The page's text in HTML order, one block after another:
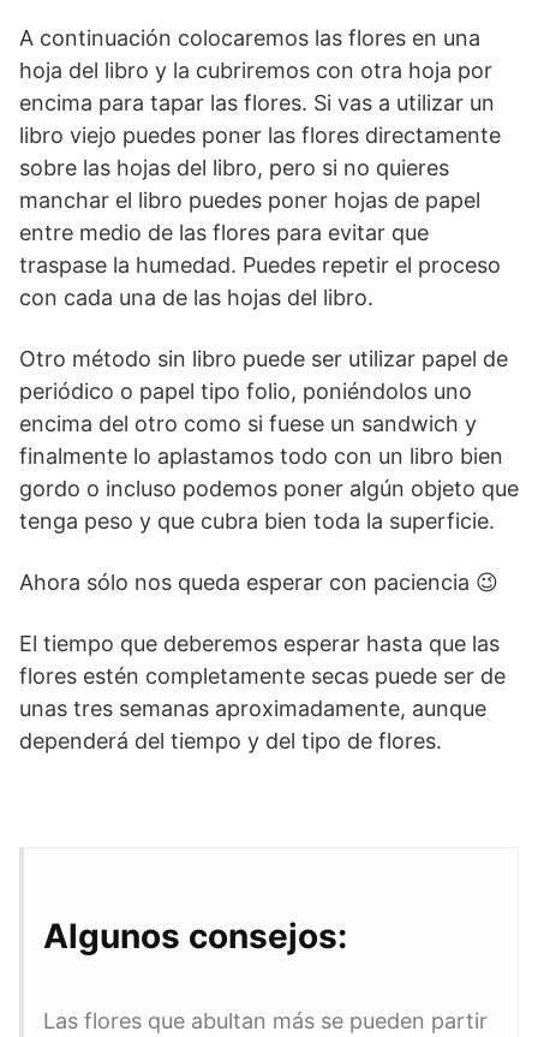
A continuación colocaremos las flores en una
hoja del libro y la cubriremos con otra hoja por
encima para tapar las flores. Si vas a utilizar un
libro viejo puedes poner las flores directamente
sobre las hojas del libro, pero si no quieres
manchar el libro puedes poner hojas de papel
entre medio de las flores para evitar que
traspase la humedad. Puedes repetir el proceso
con cada una de las hojas del libro.
Otro método sin libro puede ser utilizar papel de
periódico o papel tipo folio, poniéndolos uno
encima del otro como si fuese un sandwich y
finalmente lo aplastamos todo con un libro bien
gordo o incluso podemos poner algún objeto que
tenga peso y que cubra bien toda la superficie.
Ahora sólo nos queda esperar con paciencia 😉
El tiempo que deberemos esperar hasta que las
flores estén completamente secas puede ser de
unas tres semanas aproximadamente, aunque
dependerá del tiempo y del tipo de flores.
Algunos consejos:
Las flores que abultan más se pueden partir